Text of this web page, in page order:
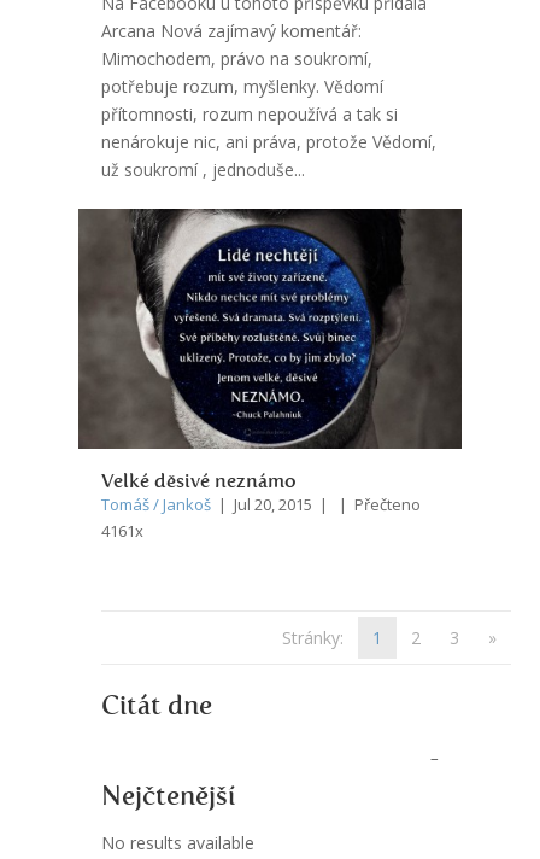
Arcana Nová zajímavý komentář:
Mimochodem, právo na soukromí,
potřebuje rozum, myšlenky. Vědomí
přítomnosti, rozum nepoužívá a tak si
nenárokuje nic, ani práva, protože Vědomí,
už soukromí , jednoduše...
Velké děsivé neznámo
Tomáš / Jankoš | Jul 20, 2015 | | Přečteno
4161x
Stránky: 1 2 3 »
Citát dne
Nejčtenější
No results available